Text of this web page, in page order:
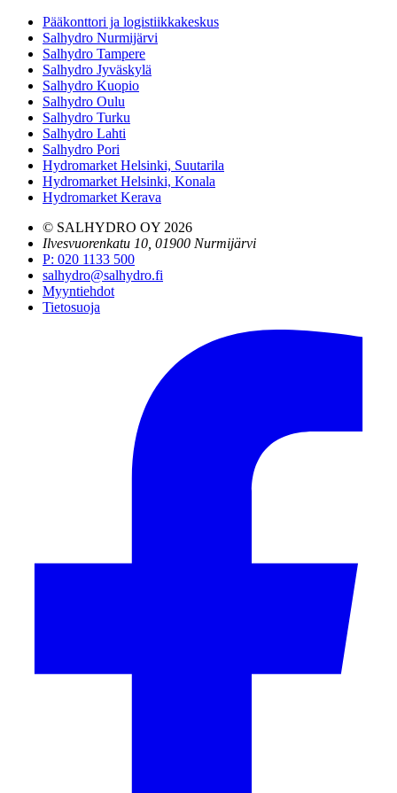
Pääkonttori ja logistiikkakeskus
Salhydro Nurmijärvi
Salhydro Tampere
Salhydro Jyväskylä
Salhydro Kuopio
Salhydro Oulu
Salhydro Turku
Salhydro Lahti
Salhydro Pori
Hydromarket Helsinki, Suutarila
Hydromarket Helsinki, Konala
Hydromarket Kerava
© SALHYDRO OY 2026
Ilvesvuorenkatu 10, 01900 Nurmijärvi
P: 020 1133 500
salhydro@salhydro.fi
Myyntiehdot
Tietosuoja